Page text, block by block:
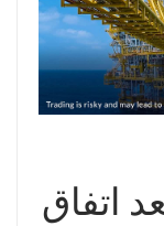
اتفاق